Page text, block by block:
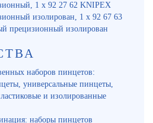
1 x 92 27 62 KNIPEX
изолирован, 1 x 92 67 63
прецизионный изолирован
наборов пинцетов:
универсальные пинцеты,
и изолированные
наборы пинцетов